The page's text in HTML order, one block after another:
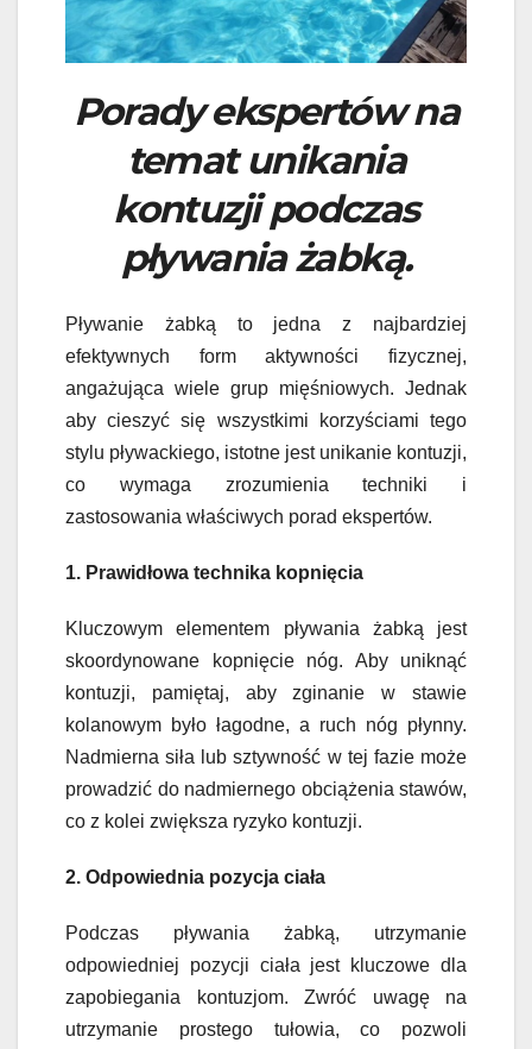
Porady ekspertów na
temat unikania
kontuzji podczas
pływania żabką.
Pływanie żabką to jedna z najbardziej
efektywnych form aktywności fizycznej,
angażująca wiele grup mięśniowych. Jednak
aby cieszyć się wszystkimi korzyściami tego
stylu pływackiego, istotne jest unikanie kontuzji,
co wymaga zrozumienia techniki i
zastosowania właściwych porad ekspertów.
1. Prawidłowa technika kopnięcia
Kluczowym elementem pływania żabką jest
skoordynowane kopnięcie nóg. Aby uniknąć
kontuzji, pamiętaj, aby zginanie w stawie
kolanowym było łagodne, a ruch nóg płynny.
Nadmierna siła lub sztywność w tej fazie może
prowadzić do nadmiernego obciążenia stawów,
co z kolei zwiększa ryzyko kontuzji.
2. Odpowiednia pozycja ciała
Podczas pływania żabką, utrzymanie
odpowiedniej pozycji ciała jest kluczowe dla
zapobiegania kontuzjom. Zwróć uwagę na
utrzymanie prostego tułowia, co pozwoli